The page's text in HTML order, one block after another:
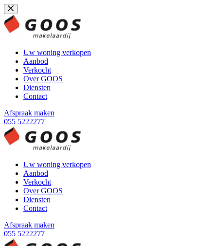
Ga
naar
de
inhoud
Uw woning verkopen
Aanbod
Verkocht
Over GOOS
Diensten
Contact
Afspraak maken
055 5222277
Uw woning verkopen
Aanbod
Verkocht
Over GOOS
Diensten
Contact
Afspraak maken
055 5222277